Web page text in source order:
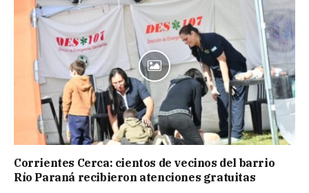
Corrientes Cerca: cientos de vecinos del barrio
Río Paraná recibieron atenciones gratuitas